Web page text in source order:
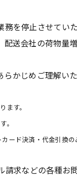
を停止させていた
送会社の荷物量
かじめご理解いた
ます。
。
ード決済・代金引換の
求などの各種お